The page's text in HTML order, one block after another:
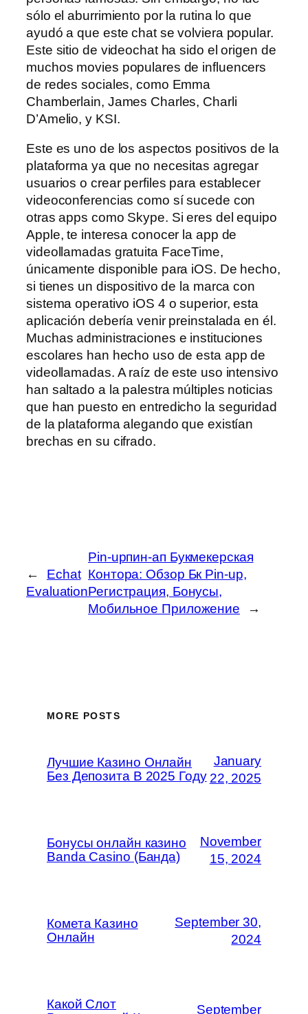
sólo el aburrimiento por la rutina lo que
ayudó a que este chat se volviera popular.
Este sitio de videochat ha sido el origen de
muchos movies populares de influencers
de redes sociales, como Emma
Chamberlain, James Charles, Charli
D’Amelio, y KSI.
Este es uno de los aspectos positivos de la
plataforma ya que no necesitas agregar
usuarios o crear perfiles para establecer
videoconferencias como sí sucede con
otras apps como Skype. Si eres del equipo
Apple, te interesa conocer la app de
videollamadas gratuita FaceTime,
únicamente disponible para iOS. De hecho,
si tienes un dispositivo de la marca con
sistema operativo iOS 4 o superior, esta
aplicación debería venir preinstalada en él.
Muchas administraciones e instituciones
escolares han hecho uso de esta app de
videollamadas. A raíz de este uso intensivo
han saltado a la palestra múltiples noticias
que han puesto en entredicho la seguridad
de la plataforma alegando que existían
brechas en su cifrado.
←
Echat
Evaluation
Pin-upпин-ап Букмекерская
Контора: Обзор Бк Pin-up,
Регистрация, Бонусы,
Мобильное Приложение
→
MORE POSTS
Лучшие Казино Онлайн
Без Депозита В 2025 Году
January
22, 2025
Бонусы онлайн казино
Banda Casino (Банда)
November
15, 2024
Комета Казино
Онлайн
September 30,
2024
Какой Слот
September